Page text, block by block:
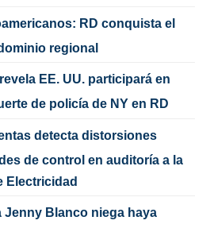
RD conquista el
regional
EE. UU. participará en
de policía de NY en RD
detecta distorsiones
de control en auditoría a la
Electricidad
Jenny Blanco niega haya